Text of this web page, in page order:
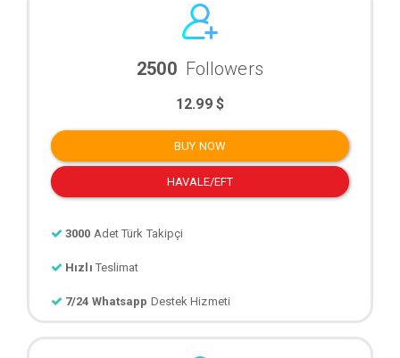
2500 Followers
12.99 $
BUY NOW
HAVALE/EFT
3000 Adet Türk Takipçi
Hızlı Teslimat
7/24 Whatsapp Destek Hizmeti